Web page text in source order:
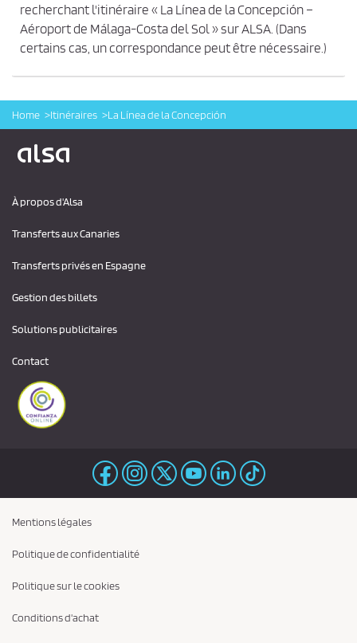
recherchant l'itinéraire « La Línea de la Concepción –
Aéroport de Málaga-Costa del Sol » sur ALSA. (Dans
certains cas, un correspondance peut être nécessaire.)
Home Itinéraires La Línea de la Concepción
À propos d'Alsa
Transferts aux Canaries
Transferts privés en Espagne
Gestion des billets
Solutions publicitaires
Contact
Logo Alsa
Mentions légales
Politique de confidentialité
Politique sur le cookies
Conditions d'achat